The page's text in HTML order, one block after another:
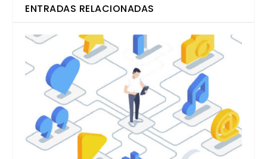
ENTRADAS RELACIONADAS